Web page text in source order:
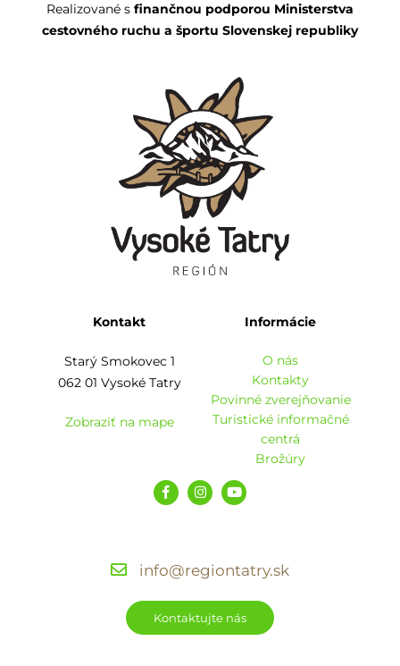
Realizované s finančnou podporou Ministerstva
cestovného ruchu a športu Slovenskej republiky
Kontakt
Starý Smokovec 1
062 01 Vysoké Tatry
Zobraziť na mape
Informácie
O nás
Kontakty
Povinné zverejňovanie
Turistické informačné
centrá
Brožúry
info@regiontatry.sk
Kontaktujte nás